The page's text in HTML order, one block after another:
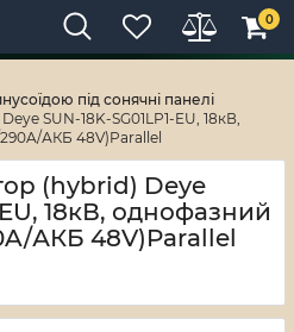
технології! RV-ZAFT
0
під сонячні панелі
SUN-18K-SG01LP1-EU, 18кВ,
АКБ 48V)Parallel
(hybrid) Deye
EU, 18кВ, однофазний
АКБ 48V)Parallel